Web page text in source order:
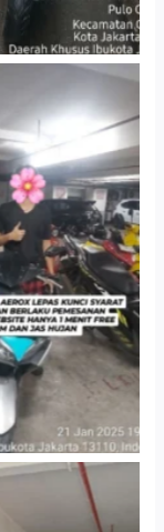
Jatinegara
Parkir P6A